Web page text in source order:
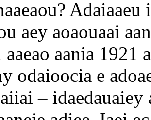
aey aoaouaai
aaeao aania
odaioocia e
– idaedauaiey